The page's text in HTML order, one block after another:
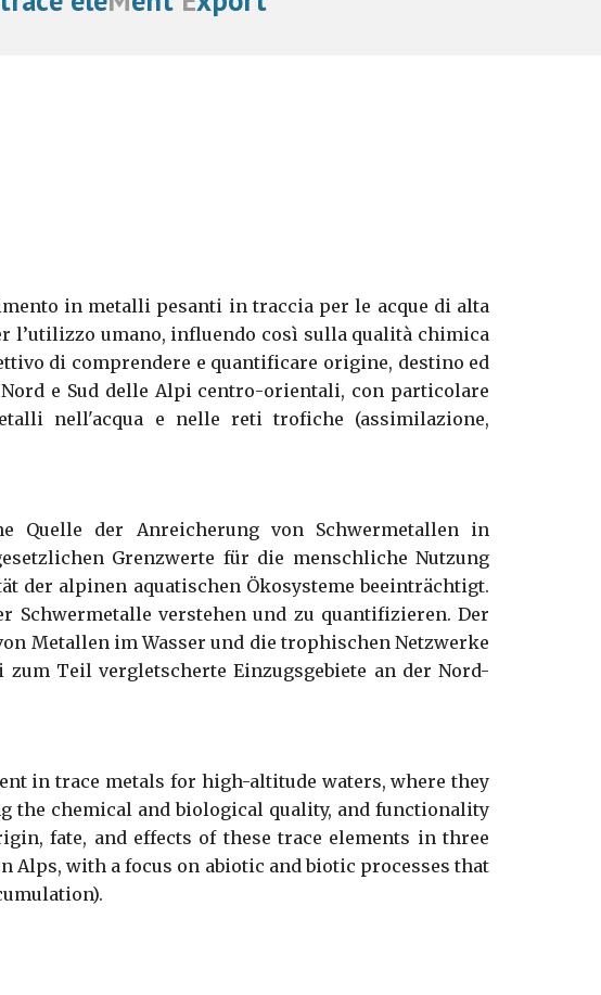
in metalli pesanti in traccia per le acque di alta
l’utilizzo umano, influendo così sulla qualità chimica
di comprendere e quantificare origine, destino ed
e Sud delle Alpi centro-orientali, con particolare
nell'acqua e nelle reti trofiche (assimilazione,
Quelle der Anreicherung von Schwermetallen in
Grenzwerte für die menschliche Nutzung
der alpinen aquatischen Ökosysteme beeinträchtigt.
Schwermetalle verstehen und zu quantifizieren. Der
Metallen im Wasser und die trophischen Netzwerke
Teil vergletscherte Einzugsgebiete an der Nord-
in trace metals for high-altitude waters, where they
the chemical and biological quality, and functionality
fate, and effects of these trace elements in three
Alps, with a focus on abiotic and biotic processes that